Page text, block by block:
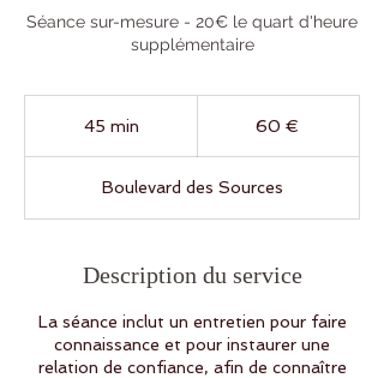
Séance sur-mesure - 20€ le quart d'heure
supplémentaire
45 min
i
n
60 €
Boulevard des Sources
Description du service
La séance inclut un entretien pour faire
connaissance et pour instaurer une
relation de confiance, afin de connaître